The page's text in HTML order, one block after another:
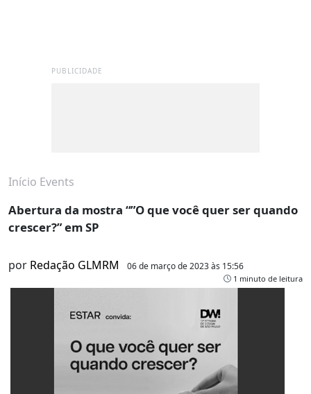
PUBLICIDADE
Início Events
Abertura da mostra “”O que você quer ser quando
crescer?” em SP
por Redação GLMRM 06 de março de 2023 às 15:56
1 minuto de leitura